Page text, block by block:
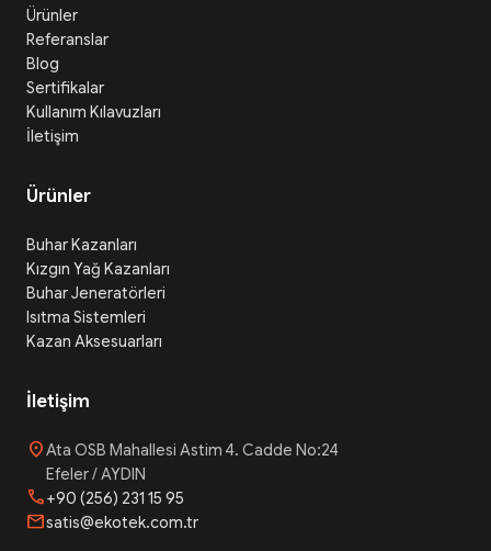
Ürünler
Referanslar
Blog
Sertifikalar
Kullanım Kılavuzları
İletişim
Ürünler
Buhar Kazanları
Kızgın Yağ Kazanları
Buhar Jeneratörleri
Isıtma Sistemleri
Kazan Aksesuarları
İletişim
location_onAta OSB Mahallesi Astim 4. Cadde No:24
Efeler / AYDIN
phone+90 (256) 231 15 95
mailsatis@ekotek.com.tr